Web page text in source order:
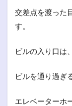
交差点を渡った
す。
ビルの入り口は
ビルを通り過ぎ
エレベーターホ